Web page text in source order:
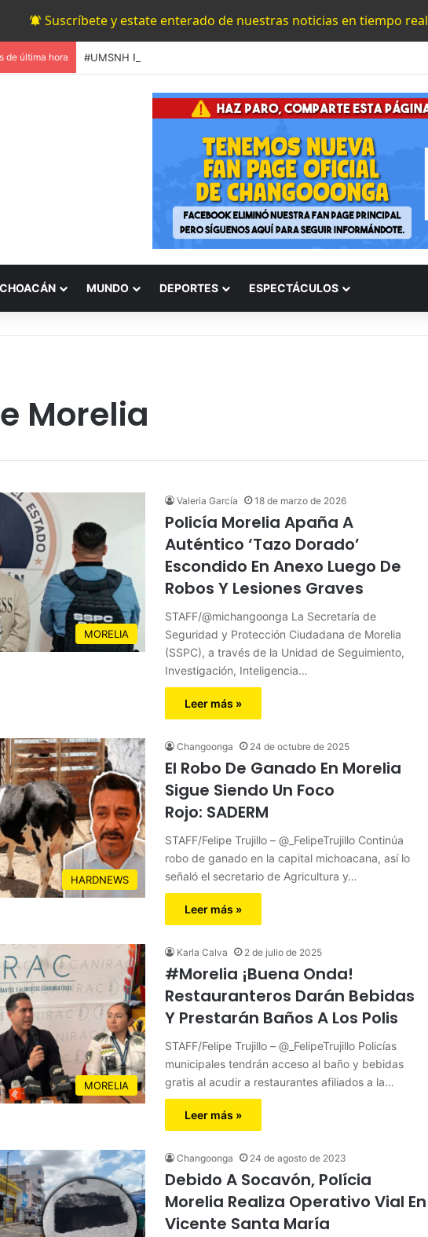
Suscríbete y estate enterado de nuestras noticias en tiempo real
de última hora
MUNDO DEPORTES ESPECTÁCULOS
Morelia
MORELIA
Valeria García 18 de marzo de 2026
Policía Morelia Apaña A
Auténtico ‘Tazo Dorado’
Escondido En Anexo Luego De
Robos Y Lesiones Graves
STAFF/@michangoonga La Secretaría de
Seguridad y Protección Ciudadana de Morelia
(SSPC), a través de la Unidad de Seguimiento,
Investigación, Inteligencia…
Leer más »
HARDNEWS
Changoonga 24 de octubre de 2025
El Robo De Ganado En Morelia
Sigue Siendo Un Foco
Rojo: SADERM
STAFF/Felipe Trujillo – @_FelipeTrujillo Continúa
robo de ganado en la capital michoacana, así lo
señaló el secretario de Agricultura y…
Leer más »
MORELIA
Karla Calva 2 de julio de 2025
#Morelia ¡Buena Onda!
Restauranteros Darán Bebidas
Y Prestarán Baños A Los Polis
STAFF/Felipe Trujillo – @_FelipeTrujillo Policías
municipales tendrán acceso al baño y bebidas
gratis al acudir a restaurantes afiliados a la…
Leer más »
Changoonga 24 de agosto de 2023
Debido A Socavón, Polícia
Morelia Realiza Operativo Vial En
Vicente Santa María